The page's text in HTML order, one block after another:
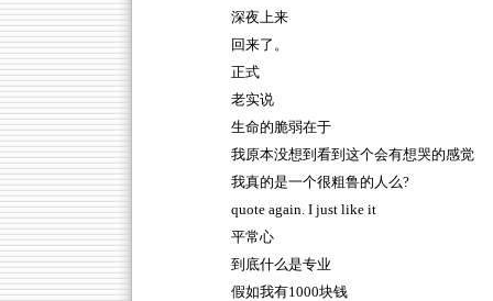
深夜上来
回来了。
正式
老实说
生命的脆弱在于
我原本没想到看到这个会有想哭的感觉
我真的是一个很粗鲁的人么?
quote again. I just like it
平常心
到底什么是专业
假如我有1000块钱